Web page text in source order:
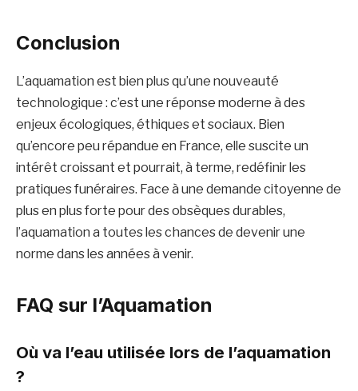
Conclusion
L’aquamation est bien plus qu’une nouveauté
technologique : c’est une réponse moderne à des
enjeux écologiques, éthiques et sociaux. Bien
qu’encore peu répandue en France, elle suscite un
intérêt croissant et pourrait, à terme, redéfinir les
pratiques funéraires. Face à une demande citoyenne de
plus en plus forte pour des obsèques durables,
l’aquamation a toutes les chances de devenir une
norme dans les années à venir.
FAQ sur l’Aquamation
Où va l’eau utilisée lors de l’aquamation
?